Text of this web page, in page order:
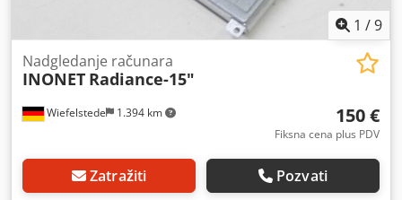
1 /9
Wiefelstede 1.394 km
Nadgledanje računara
INONET Radiance-15"
150 €
Fiksna cena plus PDV
Zatražiti Pozvati